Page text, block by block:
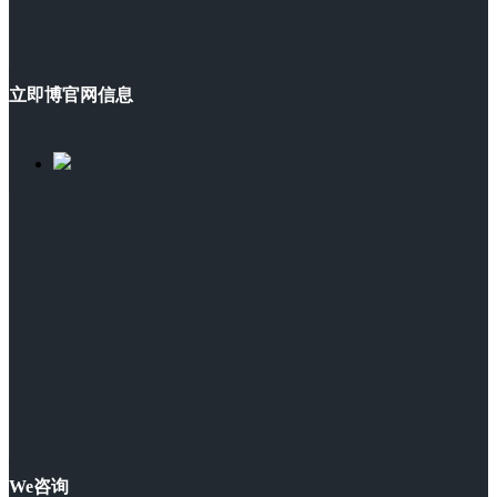
立即博官网信息
We咨询